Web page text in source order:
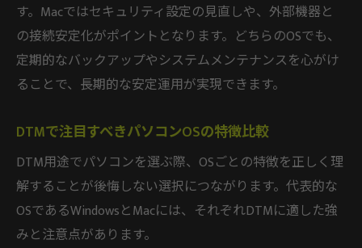
す。Macではセキュリティ設定の見直しや、外部機器と
の接続安定化がポイントとなります。どちらのOSでも、
定期的なバックアップやシステムメンテナンスを心がけ
ることで、長期的な安定運用が実現できます。
DTMで注目すべきパソコンOSの特徴比較
DTM用途でパソコンを選ぶ際、OSごとの特徴を正しく理
解することが後悔しない選択につながります。代表的な
OSであるWindowsとMacには、それぞれDTMに適した強
みと注意点があります。